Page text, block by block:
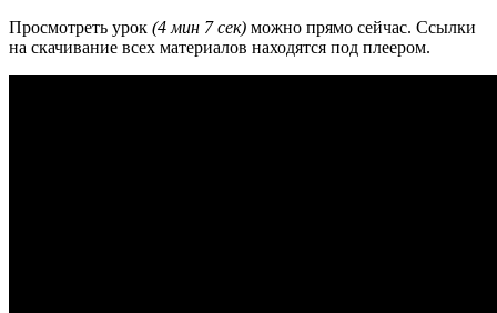
Просмотреть урок (4 мин 7 сек) можно прямо сейчас. Ссылки
на скачивание всех материалов находятся под плеером.